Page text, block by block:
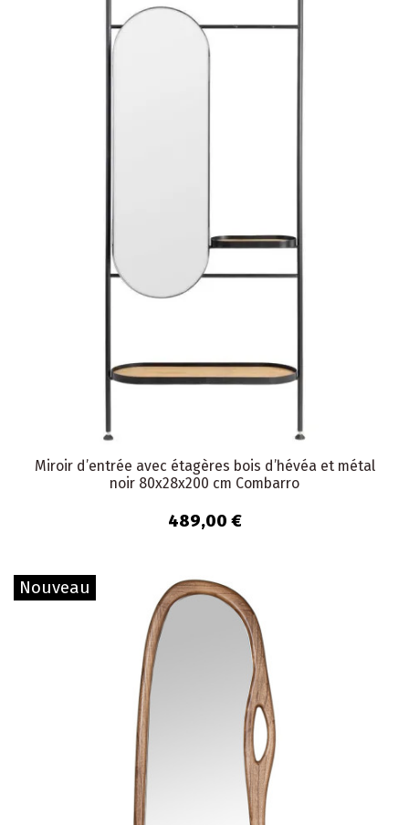
Miroir d’entrée avec étagères bois d’hévéa et métal
noir 80x28x200 cm Combarro
489,00 €
Nouveau